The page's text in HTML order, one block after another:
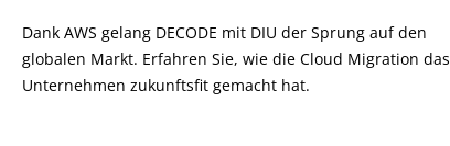
Dank AWS gelang DECODE mit DIU der Sprung auf den
globalen Markt. Erfahren Sie, wie die Cloud Migration das
Unternehmen zukunftsfit gemacht hat.